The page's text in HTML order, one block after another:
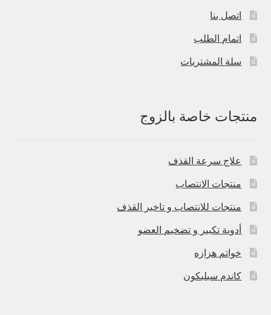
اتصل بنا
اتمام الطلب
سلة المشتريات
منتجات خاصة بالزوج
علاج سرعة القذف
منتجات الانتصاب
منتجات للانتصاب و تاخير القذف
أدوية تكبير و تضخيم العضو
خواتم هزازه
كاندم سيليكون